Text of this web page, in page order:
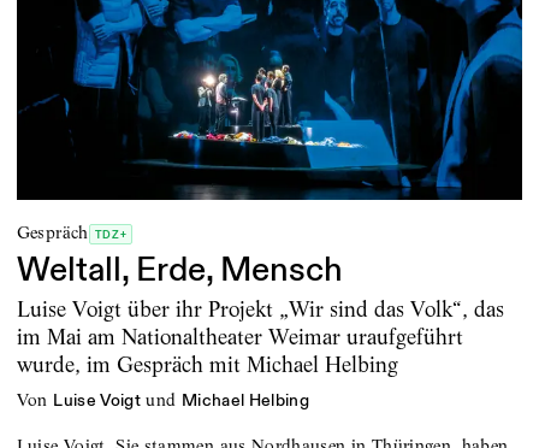
Gespräch TDZ+
Weltall, Erde, Mensch
Luise Voigt über ihr Projekt „Wir sind das Volk“, das
im Mai am Nationaltheater Weimar uraufgeführt
wurde, im Gespräch mit Michael Helbing
von Luise Voigt und Michael Helbing